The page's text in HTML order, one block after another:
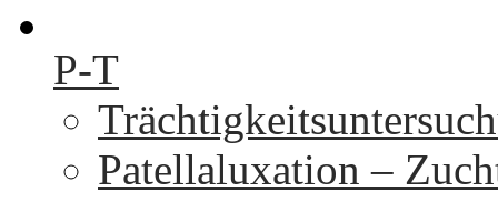
P-T
Patellaluxation –